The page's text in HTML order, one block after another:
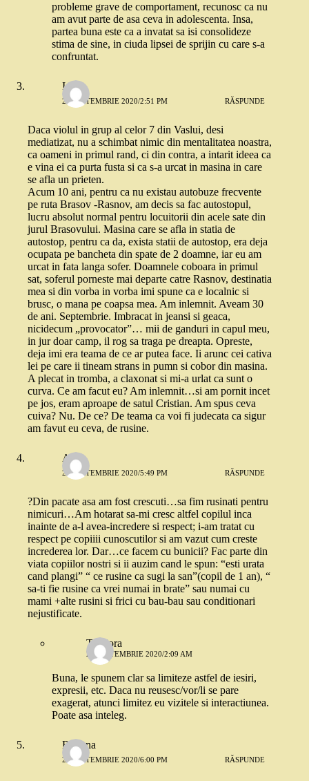
probleme grave de comportament, recunosc ca nu
am avut parte de asa ceva in adolescenta. Insa,
partea buna este ca a invatat sa isi consolideze
stima de sine, in ciuda lipsei de sprijin cu care s-a
confruntat.
Ioana
26 SEPTEMBRIE 2020/2:51 PM RĂSPUNDE
Daca violul in grup al celor 7 din Vaslui, desi
mediatizat, nu a schimbat nimic din mentalitatea noastra,
ca oameni in primul rand, ci din contra, a intarit ideea ca
e vina ei ca purta fusta si ca s-a urcat in masina in care
se afla un prieten.
Acum 10 ani, pentru ca nu existau autobuze frecvente
pe ruta Brasov -Rasnov, am decis sa fac autostopul,
lucru absolut normal pentru locuitorii din acele sate din
jurul Brasovului. Masina care se afla in statia de
autostop, pentru ca da, exista statii de autostop, era deja
ocupata pe bancheta din spate de 2 doamne, iar eu am
urcat in fata langa sofer. Doamnele coboara in primul
sat, soferul porneste mai departe catre Rasnov, destinatia
mea si din vorba in vorba imi spune ca e localnic si
brusc, o mana pe coapsa mea. Am inlemnit. Aveam 30
de ani. Septembrie. Imbracat in jeansi si geaca,
nicidecum „provocator”… mii de ganduri in capul meu,
in jur doar camp, il rog sa traga pe dreapta. Opreste,
deja imi era teama de ce ar putea face. Ii arunc cei cativa
lei pe care ii tineam strans in pumn si cobor din masina.
A plecat in tromba, a claxonat si mi-a urlat ca sunt o
curva. Ce am facut eu? Am inlemnit…si am pornit incet
pe jos, eram aproape de satul Cristian. Am spus ceva
cuiva? Nu. De ce? De teama ca voi fi judecata ca sigur
am favut eu ceva, de rusine.
Ana
26 SEPTEMBRIE 2020/5:49 PM RĂSPUNDE
?Din pacate asa am fost crescuti…sa fim rusinati pentru
nimicuri…Am hotarat sa-mi cresc altfel copilul inca
inainte de a-l avea-incredere si respect; i-am tratat cu
respect pe copiiii cunoscutilor si am vazut cum creste
increderea lor. Dar…ce facem cu bunicii? Fac parte din
viata copiilor nostri si ii auzim cand le spun: “esti urata
cand plangi” “ ce rusine ca sugi la san”(copil de 1 an), “
sa-ti fie rusine ca vrei numai in brate” sau numai cu
mami +alte rusini si frici cu bau-bau sau conditionari
nejustificate.
Teodora
28 SEPTEMBRIE 2020/2:09 AM
Buna, le spunem clar sa limiteze astfel de iesiri,
expresii, etc. Daca nu reusesc/vor/li se pare
exagerat, atunci limitez eu vizitele si interactiunea.
Poate asa inteleg.
Roxana
26 SEPTEMBRIE 2020/6:00 PM RĂSPUNDE